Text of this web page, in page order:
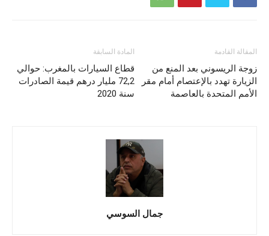
المادة السابقة
قطاع السيارات بالمغرب: حوالي
72,2 مليار درهم قيمة الصادرات
سنة 2020
المقالة القادمة
زوجة الريسوني بعد المنع من
الزيارة تهدد بالإعتصام أمام مقر
الأمم المتحدة بالعاصمة
جمال السوسي